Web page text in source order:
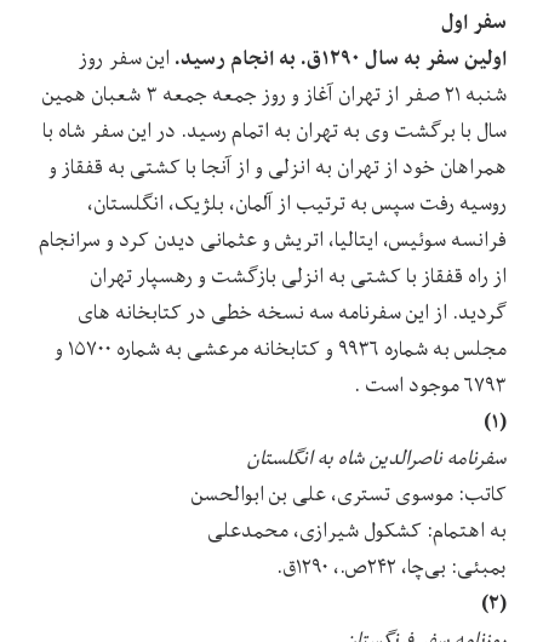
سفر اول
اولین سفر به سال ۱۲۹۰ق. به انجام رسید.
این سفر روز
شنبه ۲۱ صفر از تهران آغاز و روز جمعه جمعه ۳ شعبان همین
سال با برگشت وی به تهران به اتمام رسید. در این سفر شاه با
همراهان خود از تهران به انزلی و از آنجا با کشتی به قفقاز و
روسیه رفت سپس به ترتیب از آلمان، بلژیک، انگلستان،
فرانسه سوئیس، ایتالیا، اتریش و عثمانی دیدن کرد و سرانجام
از راه قفقاز با کشتی به انزلی بازگشت و رهسپار تهران
گردید. از این سفرنامه سه نسخه خطی در کتابخانه های
مجلس به شماره ۹۹۳۶ و کتابخانه مرعشی به شماره ۱۵۷۰۰ و
۶۷۹۳ موجود است .
(۱)
سفرنامه ناصرالدین شاه به انگلستان
کاتب: موسوی تستری، علی بن ابوالحسن
به اهتمام: کشکول شیرازی، محمدعلی
بمبئی: بی‌چا، ۲۴۲ص.، ۱۲۹۰ق.
(۲)